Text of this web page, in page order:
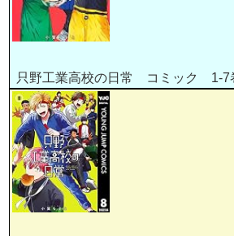
只野工業高校の日常 コミック 1-7